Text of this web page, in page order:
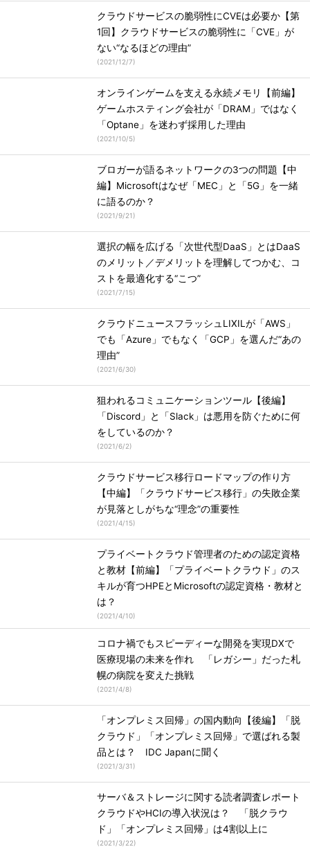
クラウドサービスの脆弱性にCVEは必要か【第
1回】クラウドサービスの脆弱性に「CVE」が
ない“なるほどの理由”
(2021/12/7)
オンラインゲームを支える永続メモリ【前編】
ゲームホスティング会社が「DRAM」ではなく
「Optane」を迷わず採用した理由
(2021/10/5)
ブロガーが語るネットワークの3つの問題【中
編】Microsoftはなぜ「MEC」と「5G」を一緒
に語るのか？
(2021/9/21)
選択の幅を広げる「次世代型DaaS」とはDaaS
のメリット／デメリットを理解してつかむ、コ
ストを最適化する“こつ”
(2021/7/15)
クラウドニュースフラッシュLIXILが「AWS」
でも「Azure」でもなく「GCP」を選んだ“あの
理由”
(2021/6/30)
狙われるコミュニケーションツール【後編】
「Discord」と「Slack」は悪用を防ぐために何
をしているのか？
(2021/6/2)
クラウドサービス移行ロードマップの作り方
【中編】「クラウドサービス移行」の失敗企業
が見落としがちな“理念”の重要性
(2021/4/15)
プライベートクラウド管理者のための認定資格
と教材【前編】「プライベートクラウド」のス
キルが育つHPEとMicrosoftの認定資格・教材と
は？
(2021/4/10)
コロナ禍でもスピーディーな開発を実現DXで
医療現場の未来を作れ 「レガシー」だった札
幌の病院を変えた挑戦
(2021/4/8)
「オンプレミス回帰」の国内動向【後編】「脱
クラウド」「オンプレミス回帰」で選ばれる製
品とは？ IDC Japanに聞く
(2021/3/31)
サーバ＆ストレージに関する読者調査レポート
クラウドやHCIの導入状況は？ 「脱クラウ
ド」「オンプレミス回帰」は4割以上に
(2021/3/22)